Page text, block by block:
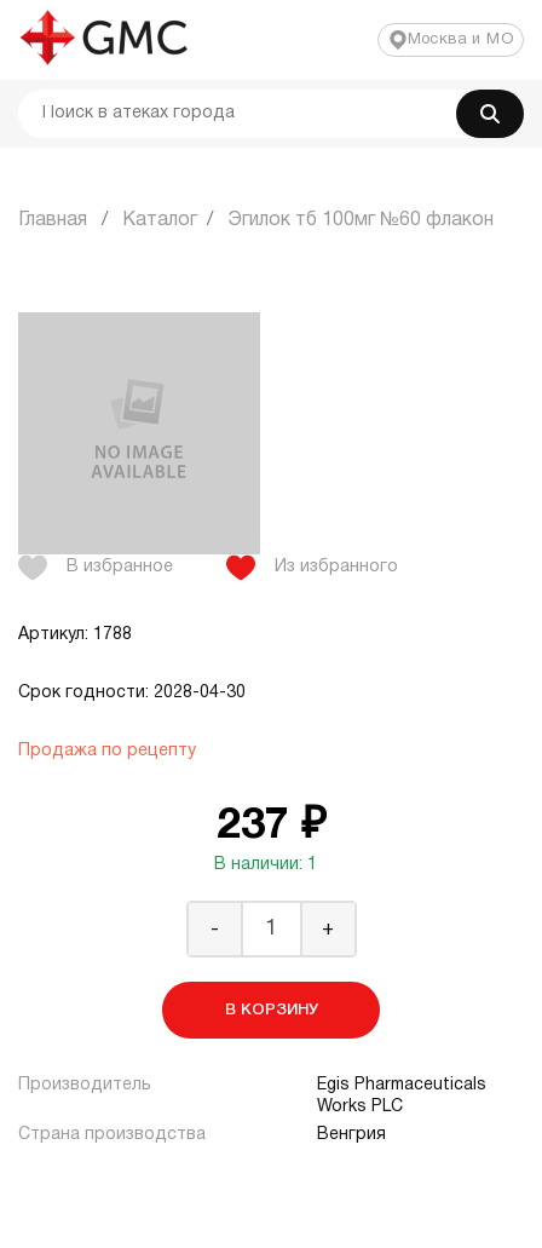
Москва и МО
Главная Каталог Эгилок тб 100мг №60 флакон
В избранное Из избранного
Артикул: 1788
Срок годности: 2028-04-30
Продажа по рецепту
237 ₽
В наличии: 1
- +
В КОРЗИНУ
Производитель
Egis Pharmaceuticals
Works PLC
Страна производства
Венгрия